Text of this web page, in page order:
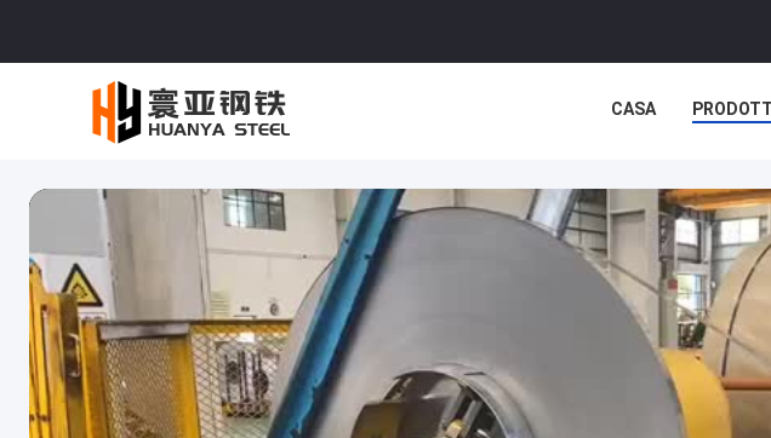
CASA PRODOTTI